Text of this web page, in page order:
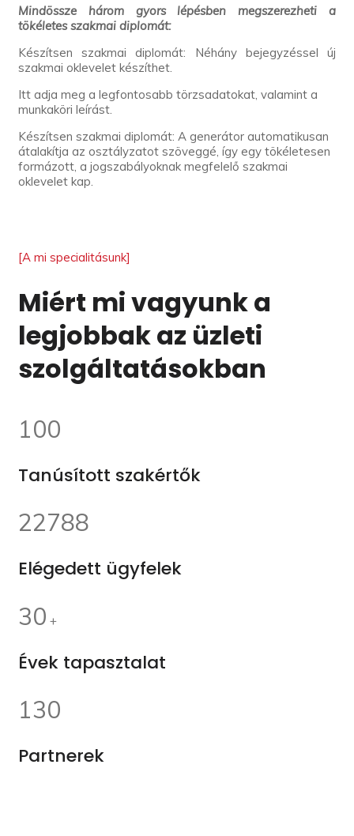
Mindössze három gyors lépésben megszerezheti a
tökéletes szakmai diplomát:
Készítsen szakmai diplomát: Néhány bejegyzéssel új
szakmai oklevelet készíthet.
Itt adja meg a legfontosabb törzsadatokat, valamint a
munkaköri leírást.
Készítsen szakmai diplomát: A generátor automatikusan
átalakítja az osztályzatot szöveggé, így egy tökéletesen
formázott, a jogszabályoknak megfelelő szakmai
oklevelet kap.
[A mi specialitásunk]
Miért mi vagyunk a
legjobbak az üzleti
szolgáltatásokban
100
Tanúsított szakértők
22788
Elégedett ügyfelek
30 +
Évek tapasztalat
130
Partnerek